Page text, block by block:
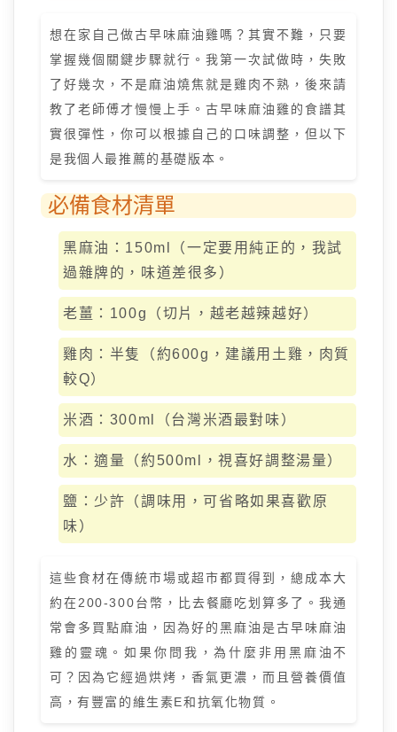
想在家自己做古早味麻油雞嗎？其實不難，只要
掌握幾個關鍵步驟就行。我第一次試做時，失敗
了好幾次，不是麻油燒焦就是雞肉不熟，後來請
教了老師傅才慢慢上手。古早味麻油雞的食譜其
實很彈性，你可以根據自己的口味調整，但以下
是我個人最推薦的基礎版本。
必備食材清單
黑麻油：150ml（一定要用純正的，我試
過雜牌的，味道差很多）
老薑：100g（切片，越老越辣越好）
雞肉：半隻（約600g，建議用土雞，肉質
較Q）
米酒：300ml（台灣米酒最對味）
水：適量（約500ml，視喜好調整湯量）
鹽：少許（調味用，可省略如果喜歡原
味）
這些食材在傳統市場或超市都買得到，總成本大
約在200-300台幣，比去餐廳吃划算多了。我通
常會多買點麻油，因為好的黑麻油是古早味麻油
雞的靈魂。如果你問我，為什麼非用黑麻油不
可？因為它經過烘烤，香氣更濃，而且營養價值
高，有豐富的維生素E和抗氧化物質。